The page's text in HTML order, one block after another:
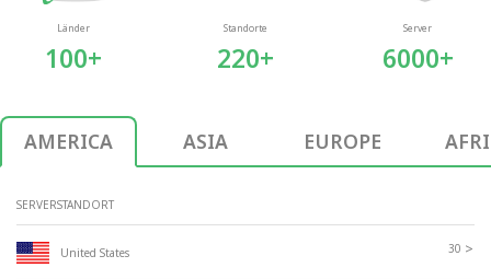
Länder
100+
Standorte
220+
Server
6000+
AMERICA ASIA EUROPE
SERVERSTANDORT
United States 30 >